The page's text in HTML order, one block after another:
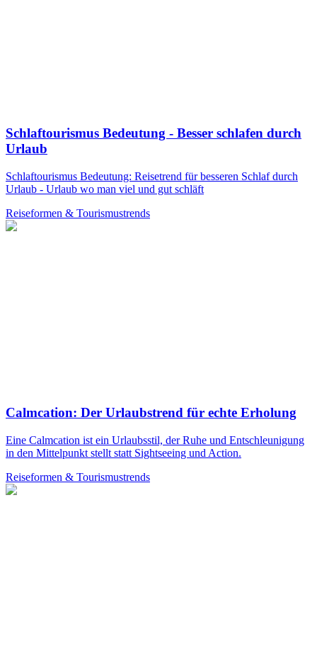
Schlaftourismus Bedeutung - Besser schlafen durch
Urlaub
Schlaftourismus Bedeutung: Reisetrend für besseren Schlaf durch
Urlaub - Urlaub wo man viel und gut schläft
Reiseformen & Tourismustrends
Calmcation: Der Urlaubstrend für echte Erholung
Eine Calmcation ist ein Urlaubsstil, der Ruhe und Entschleunigung
in den Mittelpunkt stellt statt Sightseeing und Action.
Reiseformen & Tourismustrends